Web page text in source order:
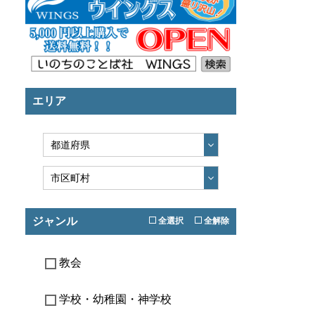
エリア
ジャンル 全選択 全解除
教会
学校・幼稚園・神学校